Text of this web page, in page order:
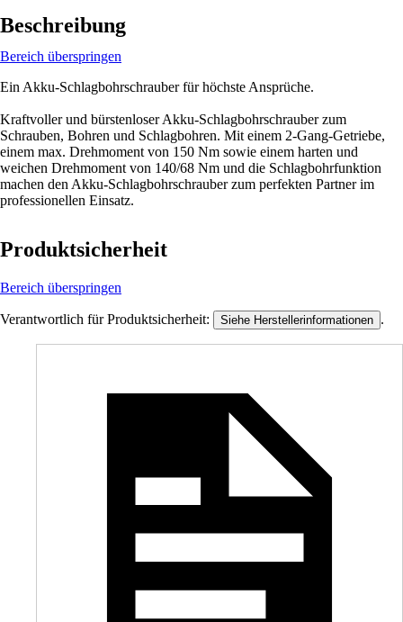
Beschreibung
Bereich überspringen
Ein Akku-Schlagbohrschrauber für höchste Ansprüche.
Kraftvoller und bürstenloser Akku-Schlagbohrschrauber zum
Schrauben, Bohren und Schlagbohren. Mit einem 2-Gang-Getriebe,
einem max. Drehmoment von 150 Nm sowie einem harten und
weichen Drehmoment von 140/68 Nm und die Schlagbohrfunktion
machen den Akku-Schlagbohrschrauber zum perfekten Partner im
professionellen Einsatz.
Produktsicherheit
Bereich überspringen
Verantwortlich für Produktsicherheit: Siehe Herstellerinformationen .